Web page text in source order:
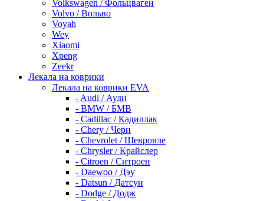
Volkswagen / Фольцваген
Volvo / Вольво
Voyah
Wey
Xiaomi
Xpeng
Zeekr
Лекала на коврики
Лекала на коврики EVA
- Audi / Ауди
- BMW / БМВ
- Cadillac / Кадиллак
- Chery / Чери
- Chevrolet / Шевровле
- Chrysler / Крайслер
- Citroen / Ситроен
- Daewoo / Дэу
- Datsun / Датсун
- Dodge / Додж